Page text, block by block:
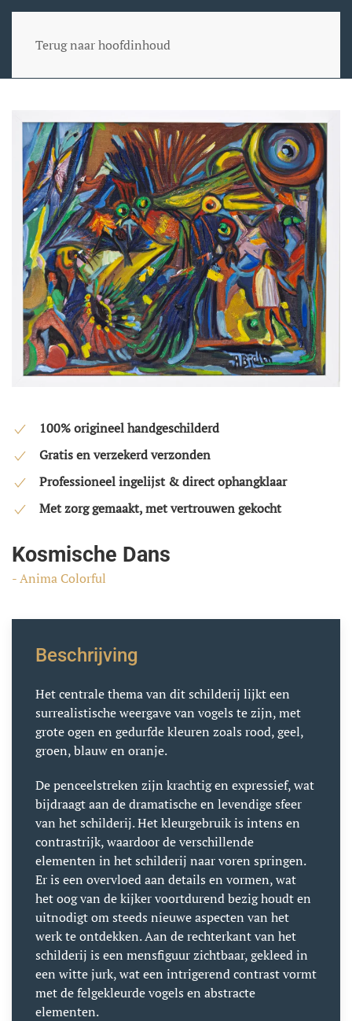
Terug naar hoofdinhoud
100% origineel handgeschilderd
Gratis en verzekerd verzonden
Professioneel ingelijst & direct ophangklaar
Met zorg gemaakt, met vertrouwen gekocht
Kosmische Dans
- Anima Colorful
Beschrijving
Het centrale thema van dit schilderij lijkt een
surrealistische weergave van vogels te zijn, met
grote ogen en gedurfde kleuren zoals rood, geel,
groen, blauw en oranje.
De penceelstreken zijn krachtig en expressief, wat
bijdraagt aan de dramatische en levendige sfeer
van het schilderij. Het kleurgebruik is intens en
contrastrijk, waardoor de verschillende
elementen in het schilderij naar voren springen.
Er is een overvloed aan details en vormen, wat
het oog van de kijker voortdurend bezig houdt en
uitnodigt om steeds nieuwe aspecten van het
werk te ontdekken. Aan de rechterkant van het
schilderij is een mensfiguur zichtbaar, gekleed in
een witte jurk, wat een intrigerend contrast vormt
met de felgekleurde vogels en abstracte
elementen.